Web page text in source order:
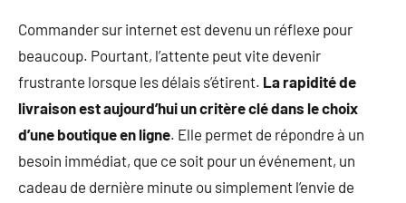
événements
clés.
Rejoignez-
pour
des
insights
précieux
Commander sur internet est devenu un réflexe pour
beaucoup. Pourtant, l’attente peut vite devenir
frustrante lorsque les délais s’étirent. La rapidité de
livraison est aujourd’hui un critère clé dans le choix
d’une boutique en ligne. Elle permet de répondre à un
besoin immédiat, que ce soit pour un événement, un
cadeau de dernière minute ou simplement l’envie de